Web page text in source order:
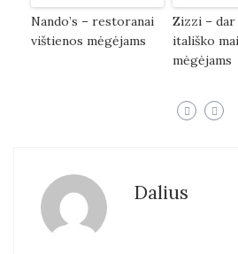
Nando’s – restoranai
vištienos mėgėjams
Zizzi – dar
itališko
mėgėjams
Dalius